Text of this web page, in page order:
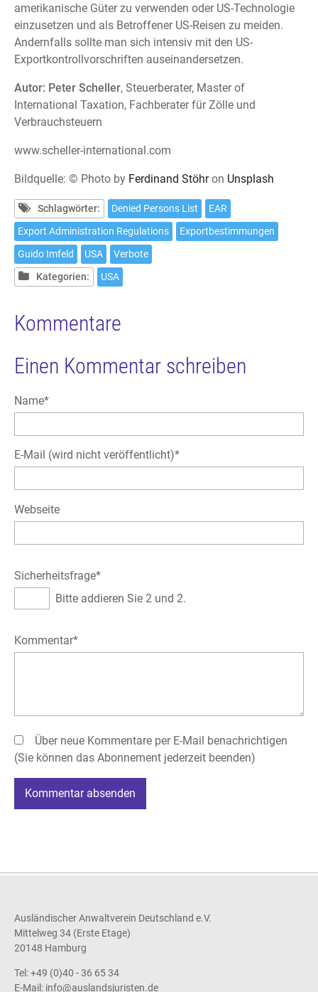
amerikanische Güter zu verwenden oder US-Technologie
einzusetzen und als Betroffener US-Reisen zu meiden.
Andernfalls sollte man sich intensiv mit den US-
Exportkontrollvorschriften auseinandersetzen.
Autor: Peter Scheller, Steuerberater, Master of
International Taxation, Fachberater für Zölle und
Verbrauchsteuern
www.scheller-international.com
Bildquelle: © Photo by Ferdinand Stöhron Unsplash
Schlagwörter: Denied Persons List
EAR
Export Administration Regulations
Exportbestimmungen
Guido Imfeld
USA
Verbote
Kategorien:
USA
Kommentare
Einen Kommentar schreiben
Pflichtfeld
Name*
Pflichtfeld
E-Mail (wird nicht veröffentlicht)*
Webseite
Pflichtfeld
Sicherheitsfrage*
Bitte addieren Sie 2 und 2.
Pflichtfeld
Kommentar*
Über neue Kommentare per E-Mail benachrichtigen
(Sie können das Abonnement jederzeit beenden)
Kommentar absenden
Ausländischer Anwaltverein Deutschland e.V.
Mittelweg 34 (Erste Etage)
20148 Hamburg
Tel: +49 (0)40 - 36 65 34
E-Mail: info@auslandsjuristen.de